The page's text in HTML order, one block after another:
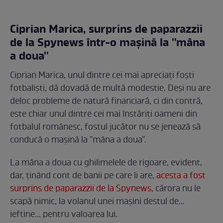
Ciprian Marica, surprins de paparazzii
de la Spynews într-o mașină la ''mâna
a doua''
Ciprian Marica, unul dintre cei mai apreciați foști
fotbaliști, dă dovadă de multă modestie. Deși nu are
deloc probleme de natură financiară, ci din contră,
este chiar unul dintre cei mai înstăriți oameni din
fotbalul românesc, fostul jucător nu se jenează să
conducă o mașină la ''mâna a doua''.
La mâna a doua cu ghilimelele de rigoare, evident,
dar, ținând cont de banii pe care îi are,acesta a fost
surprins de paparazzii de la Spynews, cărora nu le
scapă nimic, la volanul unei mașini destul de...
ieftine... pentru valoarea lui.